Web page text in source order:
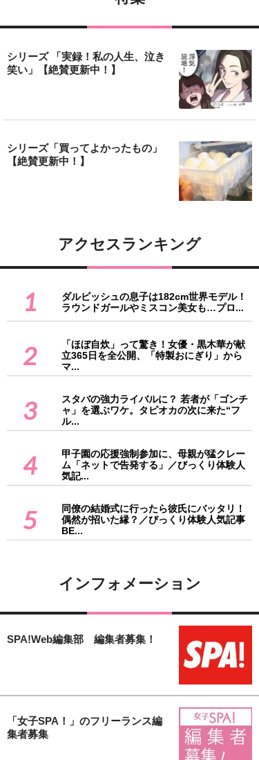
シリーズ 「実録！私の人生、泣き
笑い」【絶賛更新中！】
シリーズ「買ってよかったもの」
【絶賛更新中！】
アクセスランキング
1
ダルビッシュの息子は182cm世界モデル！
ラウンドガールやミスコン美女も…プロ...
2
「ほぼ自炊」って驚き！女優・黒木華が献
立365日を全公開、「特製おにぎり」から
マ...
3
スタバの強力ライバルに？ 若者が「ゴンチ
ャ」を選ぶワケ。タピオカの次に来た“フ
ル...
4
甲子園の応援強制参加に、母親が猛クレー
ム「ネットで告発する」／びっくり体験人
気記...
5
同僚の結婚式に行ったら彼氏にバッタリ！
偶然が招いた縁？／びっくり体験人気記事
BE...
インフォメーション
SPA!Web編集部 編集者募集！
「女子SPA！」のフリーランス編
集者募集